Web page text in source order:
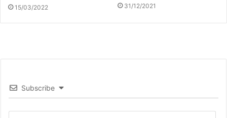
15/03/2022 31/12/2021
Subscribe